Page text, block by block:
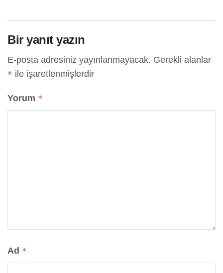
Bir yanıt yazın
E-posta adresiniz yayınlanmayacak. Gerekli alanlar
* ile işaretlenmişlerdir
Yorum *
Ad *